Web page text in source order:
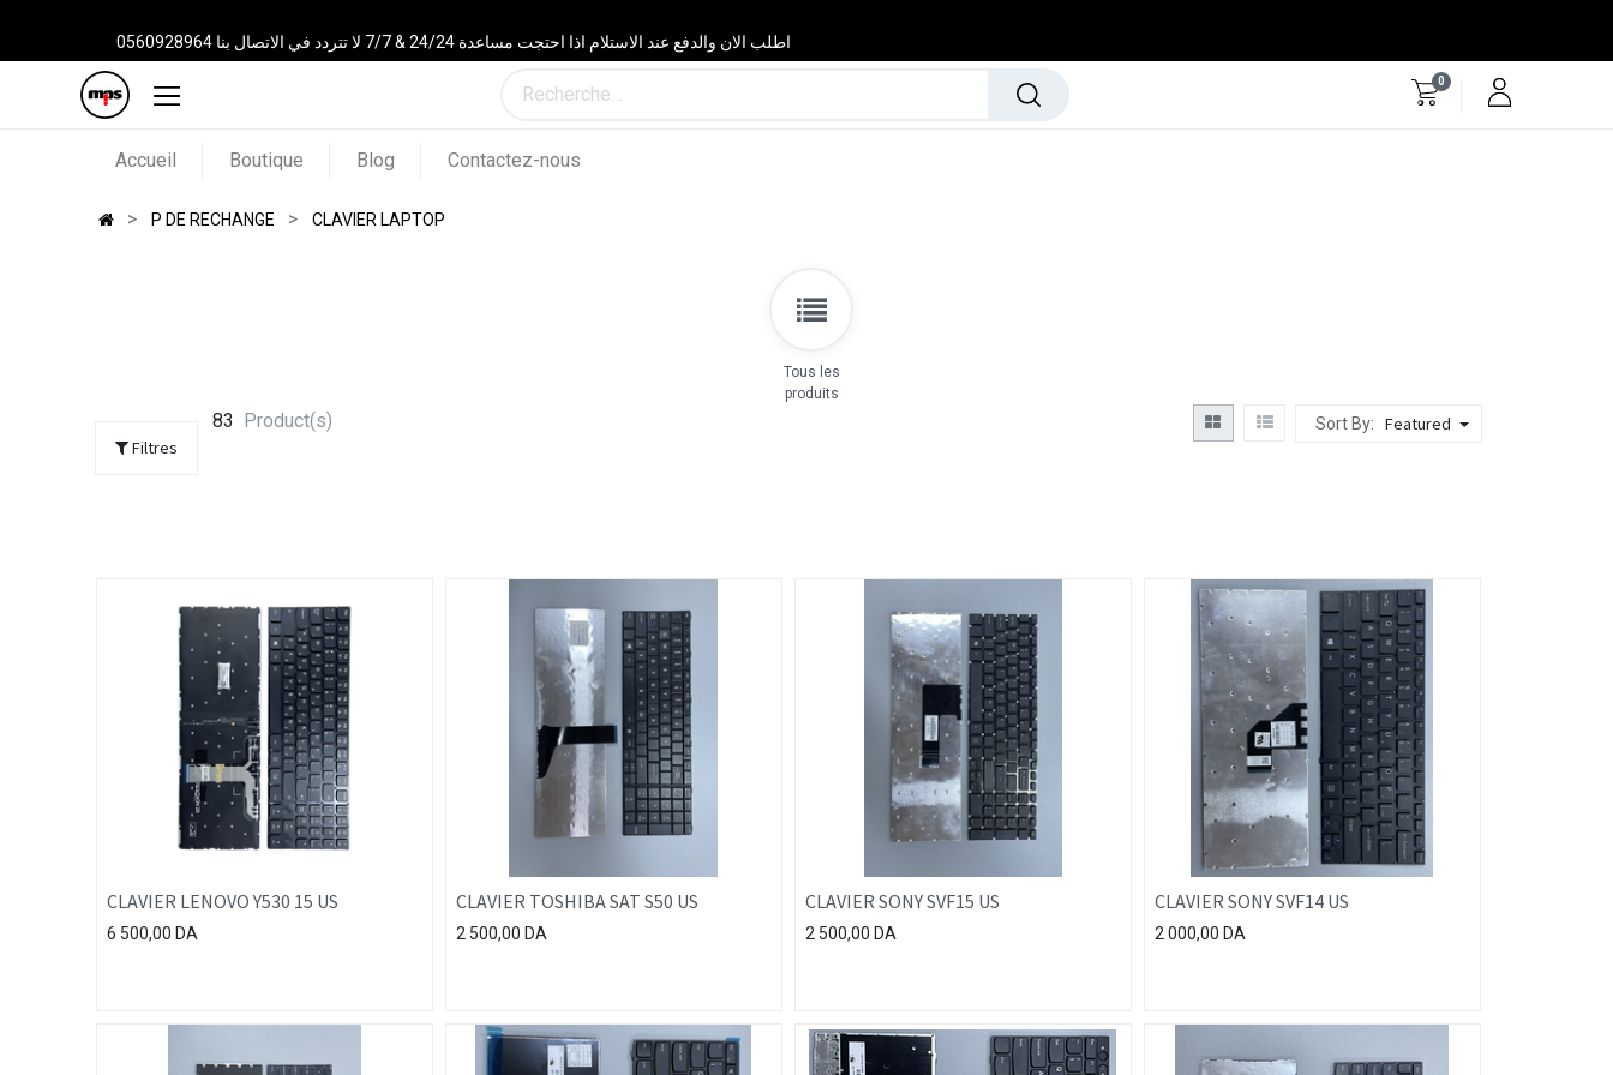
اطلب الان والدفع عند الاستلام اذا احتجت مساعدة 24/24 & 7/7 لا تتردد في الاتصال بنا 0560928964
0
Accueil Boutique Blog Contactez-nous
P DE RECHANGE CLAVIER LAPTOP
Tous les
produits
Filtres
83 Product(s) Sort By: Featured
CLAVIER LENOVO Y530 15 US
6 500,00 DA
CLAVIER TOSHIBA SAT S50 US
2 500,00 DA
CLAVIER SONY SVF15 US
2 500,00 DA
CLAVIER SONY SVF14 US
2 000,00 DA